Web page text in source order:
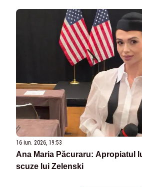
16 iun. 2026, 19:53
Ana Maria Păcuraru: Apropiatul
scuze lui Zelenski